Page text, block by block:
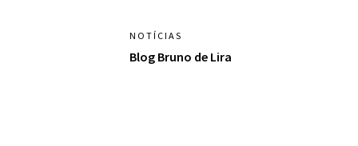
NOTÍCIAS
Blog Bruno de Lira